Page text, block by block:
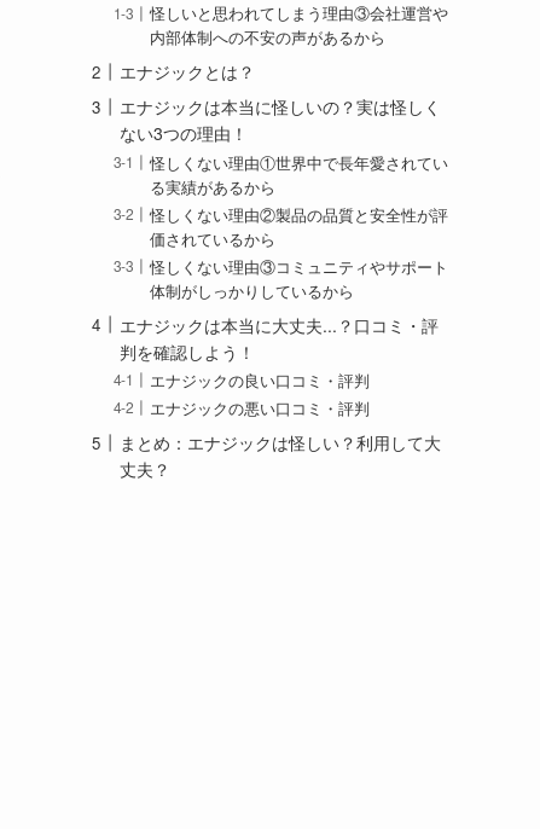
怪しいと思われてしまう理由③会社運営や
内部体制への不安の声があるから
エナジックとは？
エナジックは本当に怪しいの？実は怪しく
ない3つの理由！
怪しくない理由①世界中で長年愛されてい
る実績があるから
怪しくない理由②製品の品質と安全性が評
価されているから
怪しくない理由③コミュニティやサポート
体制がしっかりしているから
エナジックは本当に大丈夫...？口コミ・評
判を確認しよう！
エナジックの良い口コミ・評判
エナジックの悪い口コミ・評判
まとめ：エナジックは怪しい？利用して大
丈夫？